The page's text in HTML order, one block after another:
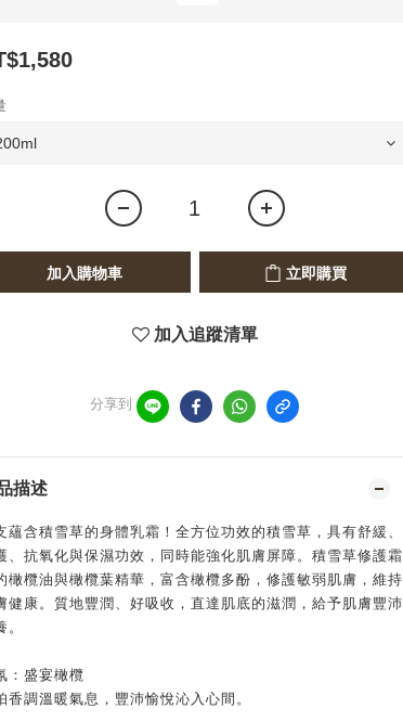
加入購物車 立即購買
加入追蹤清單
分享到
描述
蘊含積雪草的身體乳霜！全方位功效的積雪草，具有舒緩、
、抗氧化與保濕功效，同時能強化肌膚屏障。積雪草修護霜
橄欖油與橄欖葉精華，富含橄欖多酚，修護敏弱肌膚，維持
健康。質地豐潤、好吸收，直達肌底的滋潤，給予肌膚豐沛
。
：盛宴橄欖
香調溫暖氣息，豐沛愉悅沁入心間。